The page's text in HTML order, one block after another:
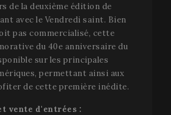
de la deuxième édition de
avec le Vendredi saint. Bien
pas commercialisé, cette
du 40e anniversaire du
sur les principales
permettant ainsi aux
de cette première inédite.
vente d'entrées :